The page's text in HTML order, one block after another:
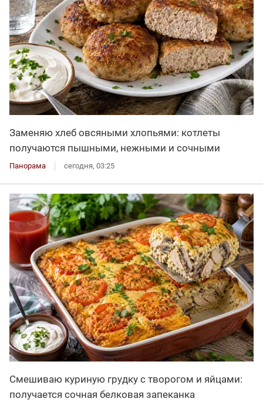
Заменяю хлеб овсяными хлопьями: котлеты
получаются пышными, нежными и сочными
Панорама сегодня, 03:25
Смешиваю куриную грудку с творогом и яйцами:
получается сочная белковая запеканка